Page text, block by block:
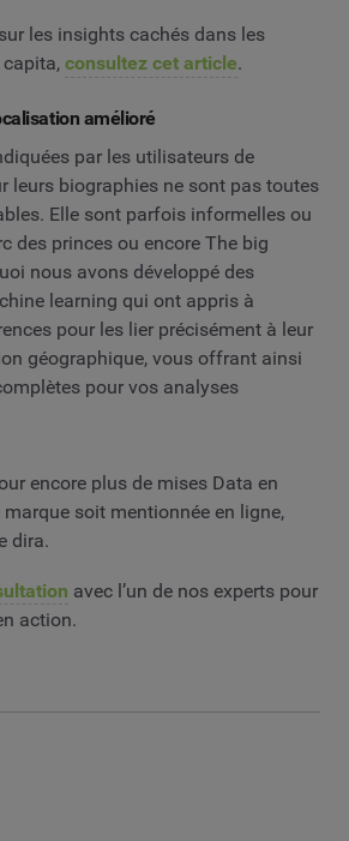
les insights cachés dans les
capita, consultez cet article.
amélioré
par les utilisateurs de
leurs biographies ne sont pas toutes
Elle sont parfois informelles ou
des princes ou encore The big
nous avons développé des
learning qui ont appris à
pour les lier précisément à leur
géographique, vous offrant ainsi
pour vos analyses
encore plus de mises Data en
soit mentionnée en ligne,
dira.
avec l’un de nos experts pour
action.